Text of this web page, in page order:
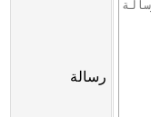
رسالة